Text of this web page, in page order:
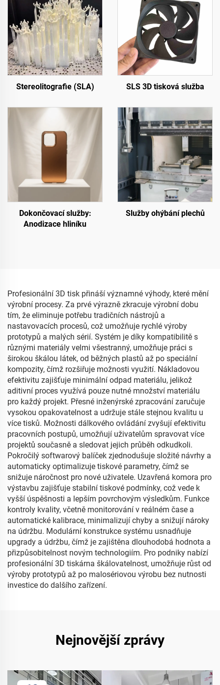
Stereolitografie (SLA) SLS 3D tisková služba
Dokončovací služby:
Anodizace hliníku
Služby ohýbání plechů
Profesionální 3D tisk přináší významné výhody, které mění
výrobní procesy. Za prvé výrazně zkracuje výrobní dobu
tím, že eliminuje potřebu tradičních nástrojů a
nastavovacích procesů, což umožňuje rychlé výroby
prototypů a malých sérií. Systém je díky kompatibilitě s
různými materiály velmi všestranný, umožňuje práci s
širokou škálou látek, od běžných plastů až po speciální
kompozity, čímž rozšiřuje možnosti využití. Nákladovou
efektivitu zajišťuje minimální odpad materiálu, jelikož
aditivní proces využívá pouze nutné množství materiálu
pro každý projekt. Přesné inženýrské zpracování zaručuje
vysokou opakovatelnost a udržuje stále stejnou kvalitu u
více tisků. Možnosti dálkového ovládání zvyšují efektivitu
pracovních postupů, umožňují uživatelům spravovat více
projektů současně a sledovat jejich průběh odkudkoli.
Pokročilý softwarový balíček zjednodušuje složité návrhy a
automaticky optimalizuje tiskové parametry, čímž se
snižuje náročnost pro nové uživatele. Uzavřená komora pro
výstavbu zajišťuje stabilní tiskové podmínky, což vede k
vyšší úspěšnosti a lepším povrchovým výsledkům. Funkce
kontroly kvality, včetně monitorování v reálném čase a
automatické kalibrace, minimalizují chyby a snižují nároky
na údržbu. Modulární konstrukce systému usnadňuje
upgrady a údržbu, čímž je zajištěna dlouhodobá hodnota a
přizpůsobitelnost novým technologiím. Pro podniky nabízí
profesionální 3D tiskárna škálovatelnost, umožňuje růst od
výroby prototypů až po malosériovou výrobu bez nutnosti
investice do dalšího zařízení.
Nejnovější zprávy